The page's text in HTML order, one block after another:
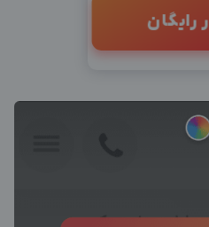
رایگان